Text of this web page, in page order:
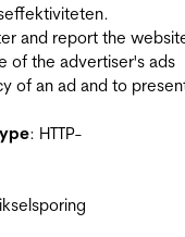
and report the
of the advertiser's ads
of an ad and to
: HTTP-